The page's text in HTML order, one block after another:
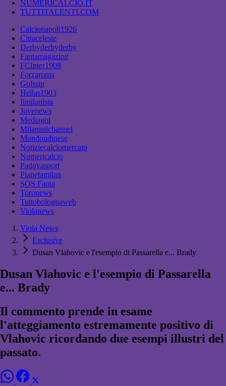
NUMERICALCIO.IT
TUTTITALENTI.COM
Calcionapoli1926
Cittaceleste
Derbyderbyderby
Fantamagazine
FCInter1908
Forzaroma
Golssip
Hellas1903
Ilmilanista
Juvenews
Mediagol
Milanistichannel
Mondoudinese
Notiziecalciomercato
Numericalcio
Padovasport
Pianetamilan
SOS Fanta
Toronews
Tuttobolognaweb
Violanews
Viola News
Esclusive
Dusan Vlahovic e l'esempio di Passarella e... Brady
Dusan Vlahovic e l'esempio di Passarella
e... Brady
Il commento prende in esame
l'atteggiamento estremamente positivo di
Vlahovic ricordando due esempi illustri del
passato.